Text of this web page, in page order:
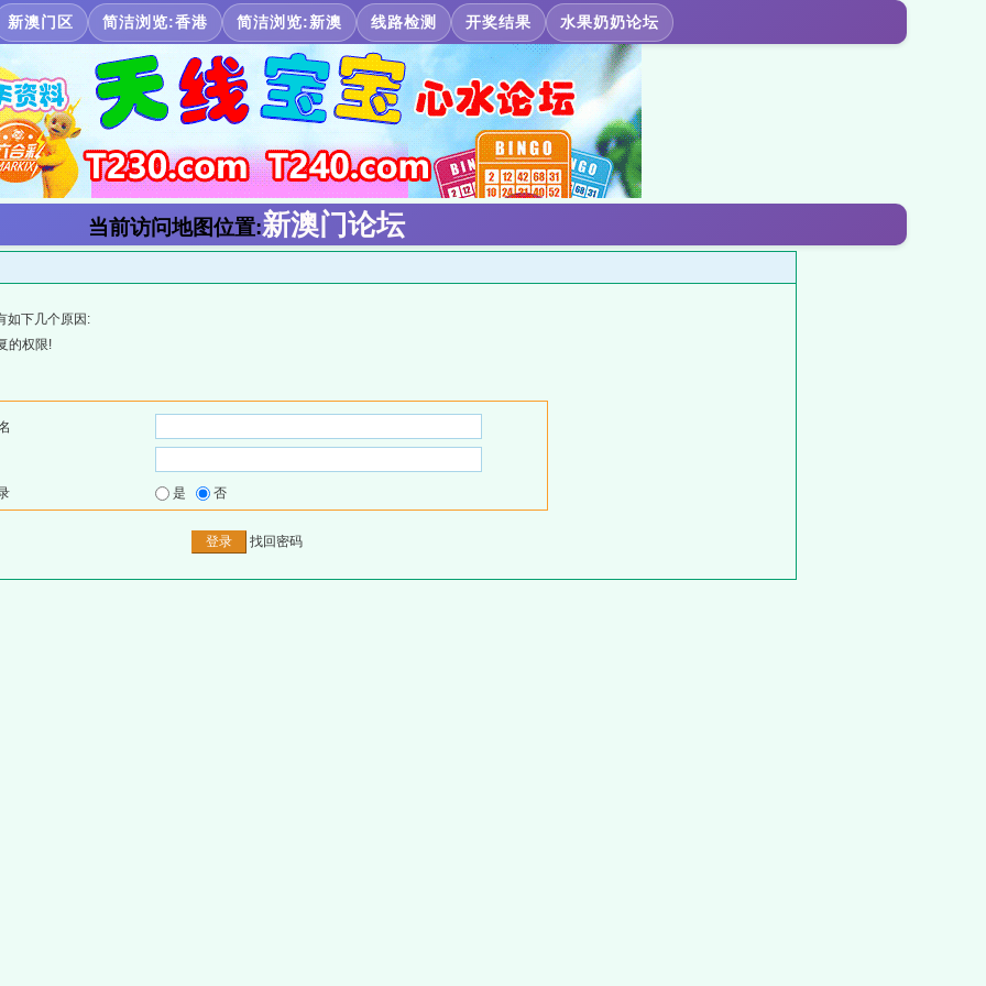
新澳门区 简洁浏览:香港 简洁浏览:新澳 线路检测 开奖结果 水果奶奶论坛
当前访问地图位置:新澳门论坛
如下几个原因:
的权限!
是 否
找回密码